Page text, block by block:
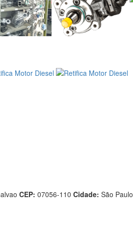
CEP: 07056-110 Cidade: São Paulo